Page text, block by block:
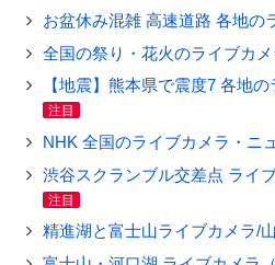
お盆休み混雑 高速道路 各地の
全国の祭り・花火のライブカ
【地震】熊本県で震度7 各地
注目
NHK 全国のライブカメラ・ニ
渋谷スクランブル交差点 ライ
注目
精進湖と富士山ライブカメラ/